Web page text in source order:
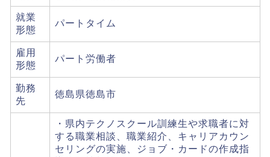
就業
形態
パートタイム
雇用
形態
パート労働者
勤務
先
徳島県徳島市
・県内テクノスクール訓練生や求職者に対
する職業相談、職業紹介、キャリアカウン
セリングの実施、ジョブ・カードの作成指